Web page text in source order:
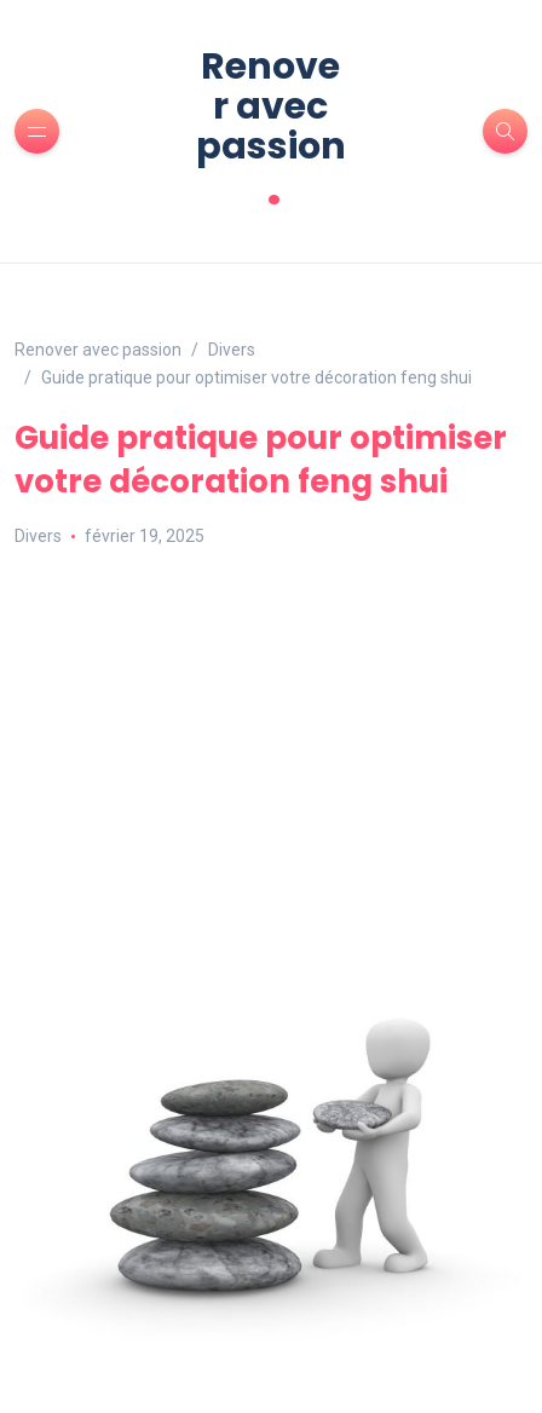
Renove
r avec
passion
.
Renover avec passion
Divers
Guide pratique pour optimiser votre décoration feng shui
Guide pratique pour optimiser
votre décoration feng shui
Divers février 19, 2025